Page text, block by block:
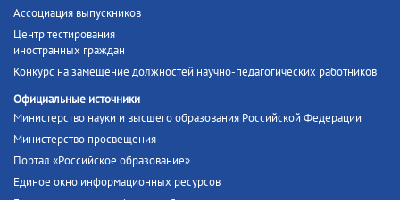
Ассоциация выпускников
Центр тестирования
иностранных граждан
Конкурс на замещение должностей научно-педагогических работников
Официальные источники
Министерство науки и высшего образования Российской Федерации
Министерство просвещения
Портал «Российское образование»
Единое окно информационных ресурсов